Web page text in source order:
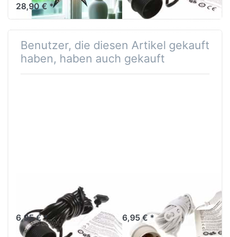
28,90 € *
Benutzer, die diesen Artikel gekauft
haben, haben auch gekauft
Verstromung
schwarz 4 m
6,95 € * 6,95 € *